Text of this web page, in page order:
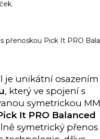
je unikátní osazením
, který ve spojení s
symetrickou MM
It PRO Balanced
symetrický přenos